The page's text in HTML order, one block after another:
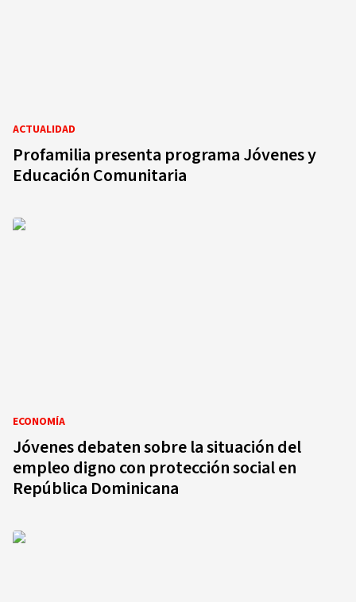
ACTUALIDAD
Profamilia presenta programa Jóvenes y
Educación Comunitaria
ECONOMÍA
Jóvenes debaten sobre la situación del
empleo digno con protección social en
República Dominicana